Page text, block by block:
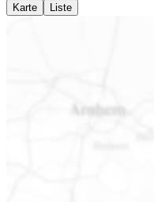
Karte
Liste